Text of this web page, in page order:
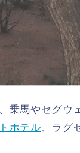
乗馬やセグウ
ホテル、ラグ